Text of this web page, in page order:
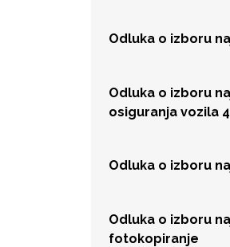
Odluka o izboru
Odluka o izboru
osiguranja vozila 4
Odluka o izboru
Odluka o izboru
fotokopiranje